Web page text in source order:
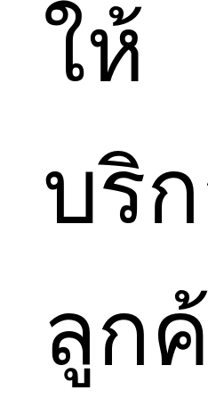
ให้
บริ
ลูก